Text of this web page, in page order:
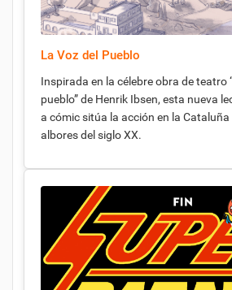
La Voz del Pueblo
Inspirada en la célebre obra de teatro
pueblo” de Henrik Ibsen, esta nueva
a cómic sitúa la acción en la
albores del siglo XX.